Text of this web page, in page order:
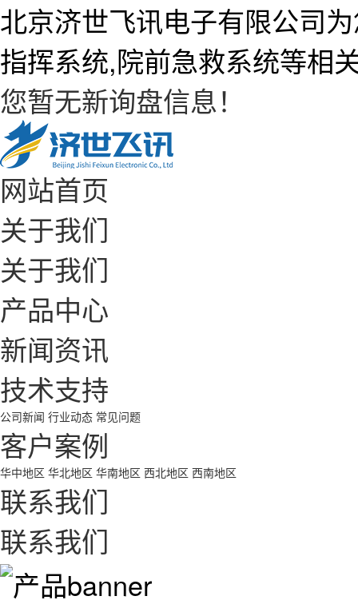
北京济世飞讯电子有限公司
指挥系统,院前急救系统等相
您暂无新询盘信息！
网站首页
关于我们
关于我们
产品中心
新闻资讯
技术支持
公司新闻 行业动态 常见问题
客户案例
华中地区 华北地区 华南地区 西北地区 西南地区
联系我们
联系我们